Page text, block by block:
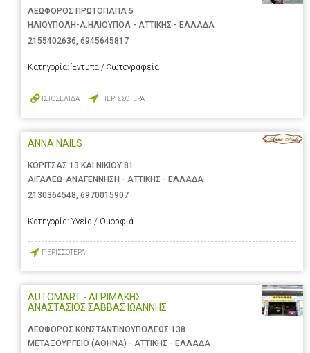
ΛΕΩΦΟΡΟΣ ΠΡΩΤΟΠΑΠΑ 5
ΗΛΙΟΥΠΟΛΗ-Α.ΗΛΙΟΥΠΟΛ - ΑΤΤΙΚΗΣ - ΕΛΛΑΔΑ
2155402636, 6945645817
Κατηγορία: Έντυπα / Φωτογραφεία
ΙΣΤΟΣΕΛΙΔΑ ΠΕΡΙΣΣΟΤΕΡΑ
ANNA NAILS
ΚΟΡΙΤΣΑΣ 13 ΚΑΙ ΝΙΚΙΟΥ 81
ΑΙΓΑΛΕΩ-ΑΝΑΓΕΝΝΗΣΗ - ΑΤΤΙΚΗΣ - ΕΛΛΑΔΑ
2130364548 6970015907
Κατηγορία: Υγεία / Ομορφιά
ΠΕΡΙΣΣΟΤΕΡΑ
AUTOMART - ΑΓΡΙΜΑΚΗΣ
ΑΝΑΣΤΑΣΙΟΣ ΣΑΒΒΑΣ ΙΩΑΝΝΗΣ
ΛΕΩΦΟΡΟΣ ΚΩΝΣΤΑΝΤΙΝΟΥΠΟΛΕΩΣ 138
ΜΕΤΑΞΟΥΡΓΕΙΟ (ΑΘΗΝΑ) - ΑΤΤΙΚΗΣ - ΕΛΛΑΔΑ